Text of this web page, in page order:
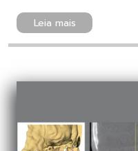
Leia mais